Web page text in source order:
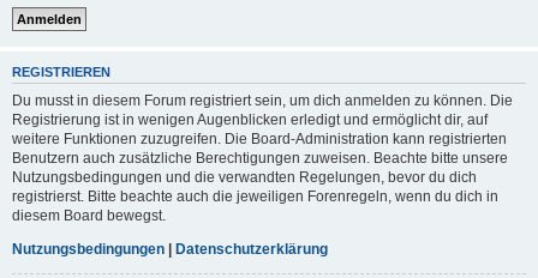
REGISTRIEREN
Du musst in diesem Forum registriert sein, um dich anmelden zu können. Die
Registrierung ist in wenigen Augenblicken erledigt und ermöglicht dir, auf
weitere Funktionen zuzugreifen. Die Board-Administration kann registrierten
Benutzern auch zusätzliche Berechtigungen zuweisen. Beachte bitte unsere
Nutzungsbedingungen und die verwandten Regelungen, bevor du dich
registrierst. Bitte beachte auch die jeweiligen Forenregeln, wenn du dich in
diesem Board bewegst.
Nutzungsbedingungen | Datenschutzerklärung